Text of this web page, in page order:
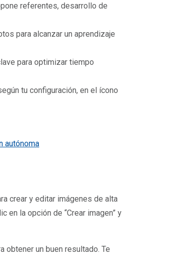
referentes, desarrollo de
para alcanzar un aprendizaje
para optimizar tiempo
tu configuración, en el ícono
autónoma
crear y editar imágenes de alta
en la opción de “Crear imagen” y
obtener un buen resultado. Te